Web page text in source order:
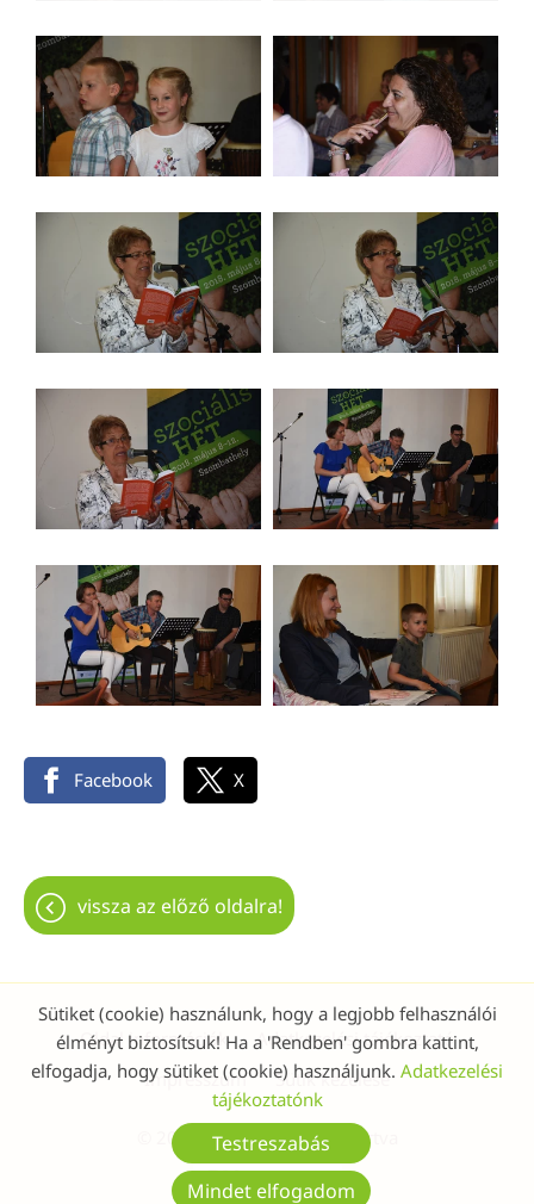
Facebook X
vissza az előző oldalra!
© 2026 - Minden jog fenntartva
Oldal információk
Adatkezelési tájékoztató
Impresszum
Sütik kezelése
Mindet elfogadom
Testreszabás
Sütiket (cookie) használunk, hogy a legjobb felhasználói
élményt biztosítsuk! Ha a 'Rendben' gombra kattint,
elfogadja, hogy sütiket (cookie) használjunk. Adatkezelési
tájékoztatónk